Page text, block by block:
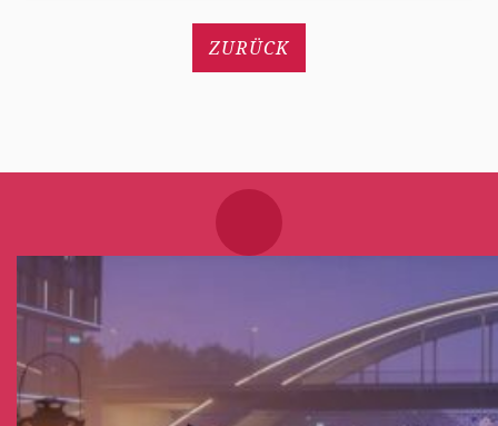
ZURÜCK